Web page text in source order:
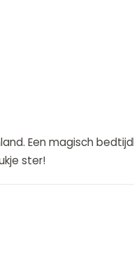
Een magisch
ster!